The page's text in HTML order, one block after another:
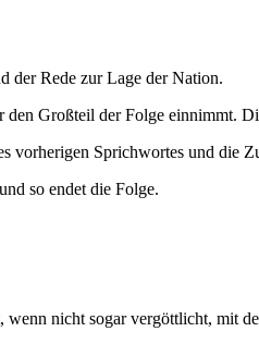
der Rede zur Lage der Nation.
Großteil der Folge einnimmt.
Sprichwortes und die
so endet die Folge.
nicht sogar vergöttlicht, mit